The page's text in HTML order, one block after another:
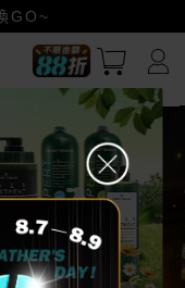
GO~
上折超划算
！